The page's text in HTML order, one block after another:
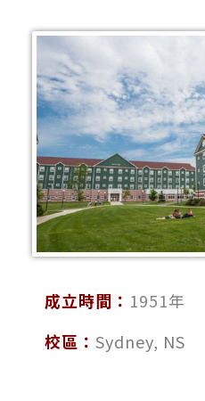
成立時間： 1951年
校區： Sydney, NS